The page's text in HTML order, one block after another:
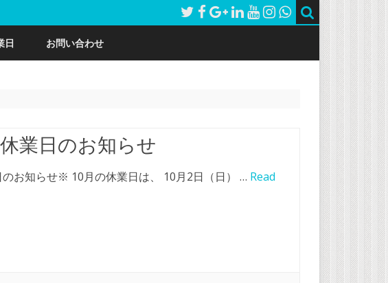
日 お問い合わせ
業日のお知らせ
お知らせ※ 10月の休業日は、 10月2日（日） … Read